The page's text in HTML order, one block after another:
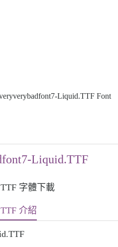
Liquid.TTF Font
Liquid.TTF
字體下載
介紹